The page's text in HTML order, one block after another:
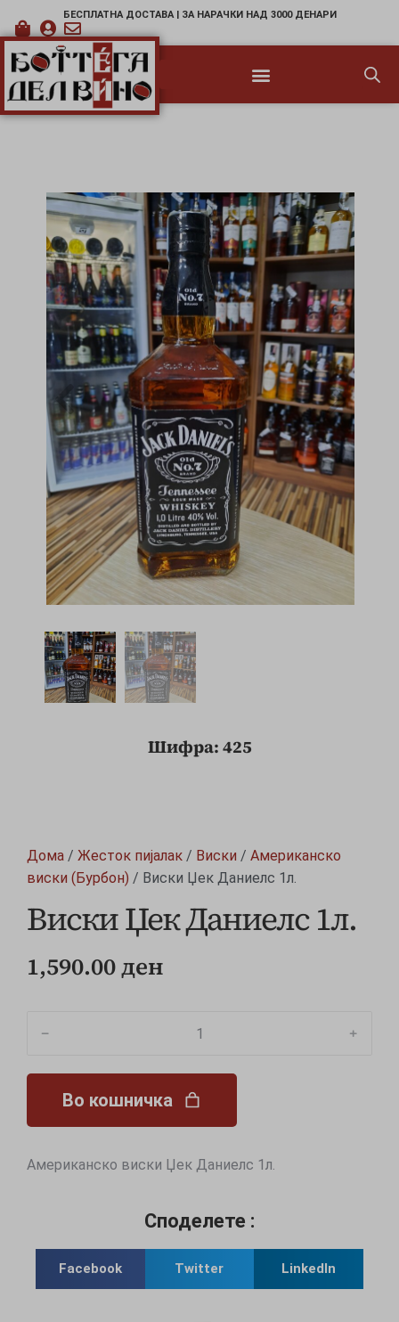
БЕСПЛАТНА ДОСТАВА | ЗА НАРАЧКИ НАД 3000 ДЕНАРИ
Шифра: 425
Дома / Жесток пијалак / Виски / Американско
виски (Бурбон) / Виски Џек Даниелс 1л.
Виски Џек Даниелс 1л.
1,590.00ден
﹣ ﹢
Во кошничка
Американско виски Џек Даниелс 1л.
Споделете :
Facebook Twitter LinkedIn